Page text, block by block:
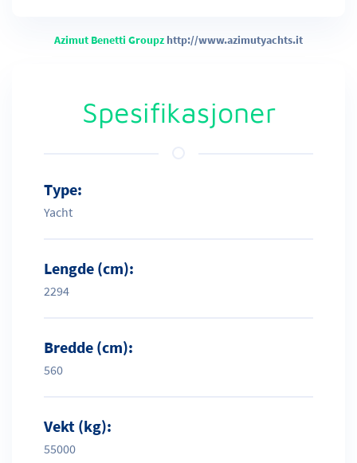
Azimut Benetti Groupzhttp://www.azimutyachts.it
Spesifikasjoner
Type:
Yacht
Lengde (cm):
2294
Bredde (cm):
560
Vekt (kg):
55000